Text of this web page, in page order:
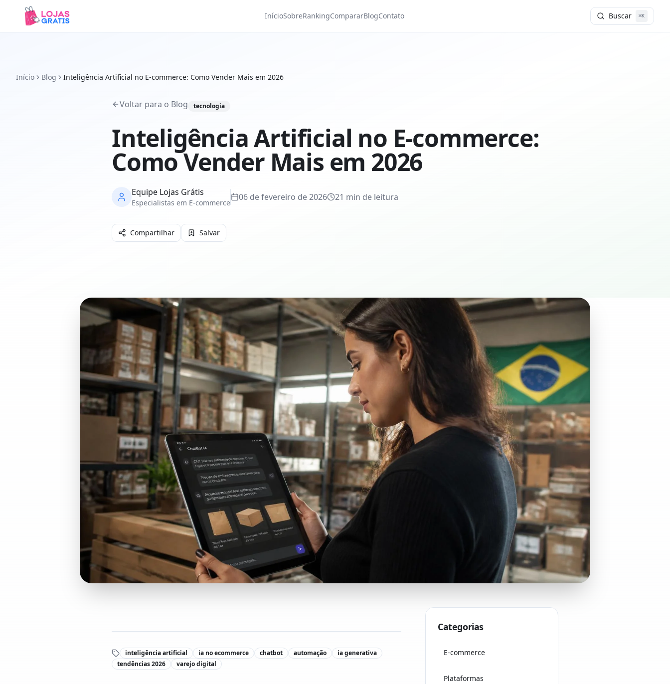
InícioSobreRankingCompararBlogContato Buscar ⌘K
Início Blog Inteligência Artificial no E-commerce: Como Vender Mais em 2026
Voltar para o Blog tecnologia
Inteligência Artificial no E-commerce:
Como Vender Mais em 2026
Equipe Lojas Grátis
Especialistas em E-commerce
06 de fevereiro de 2026 21 min de leitura
Compartilhar Salvar
inteligência artificial ia no ecommerce chatbot automação
ia generativa
tendências 2026
varejo digital
Categorias
E-commerce
Plataformas